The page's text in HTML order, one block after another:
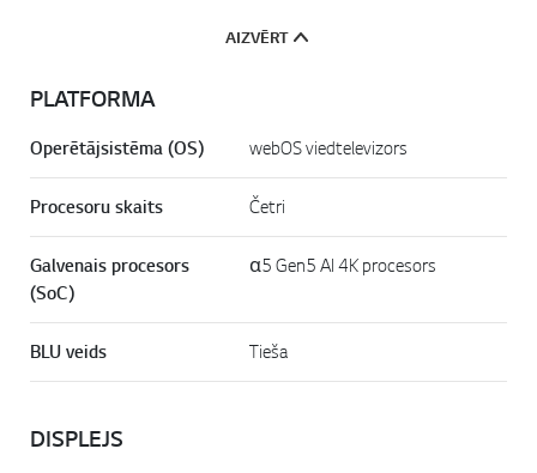
AIZVĒRT
PLATFORMA
Operētājsistēma (OS) webOS viedtelevizors
Procesoru skaits Četri
Galvenais procesors
(SoC)
α5 Gen5 AI 4K procesors
BLU veids Tieša
DISPLEJS